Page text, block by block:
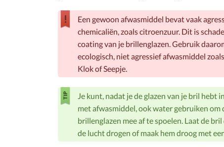
Een gewoon afwasmiddel bevat vaak
chemicaliën, zoals citroenzuur. Dit is
coating van je brillenglazen. Gebruik
ecologisch, niet agressief afwasmiddel
Klok of Seepje.
Je kunt, nadat je de glazen van je bril hebt
met afwasmiddel, ook water gebruiken om
brillenglazen mee af te spoelen. Laat de bril
de lucht drogen of maak hem droog met